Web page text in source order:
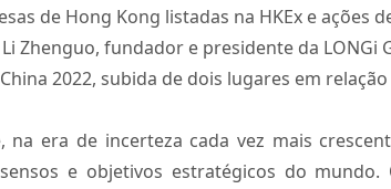
de Hong Kong listadas na HKEx e ações
Zhenguo, fundador e presidente da LONGi
2022, subida de dois lugares em
na era de incerteza cada vez mais
e objetivos estratégicos do